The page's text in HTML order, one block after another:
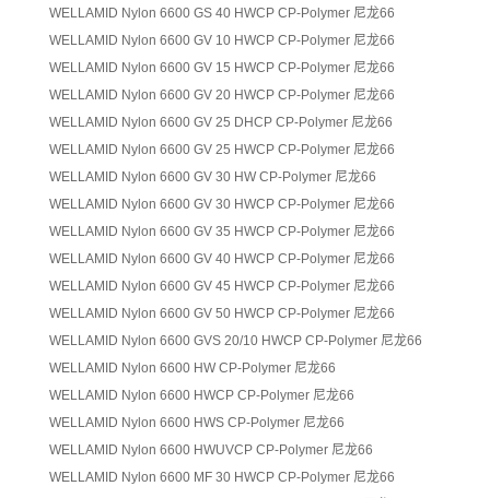
WELLAMID Nylon 6600 GS 40 HWCP CP-Polymer 尼龙66
WELLAMID Nylon 6600 GV 10 HWCP CP-Polymer 尼龙66
WELLAMID Nylon 6600 GV 15 HWCP CP-Polymer 尼龙66
WELLAMID Nylon 6600 GV 20 HWCP CP-Polymer 尼龙66
WELLAMID Nylon 6600 GV 25 DHCP CP-Polymer 尼龙66
WELLAMID Nylon 6600 GV 25 HWCP CP-Polymer 尼龙66
WELLAMID Nylon 6600 GV 30 HW CP-Polymer 尼龙66
WELLAMID Nylon 6600 GV 30 HWCP CP-Polymer 尼龙66
WELLAMID Nylon 6600 GV 35 HWCP CP-Polymer 尼龙66
WELLAMID Nylon 6600 GV 40 HWCP CP-Polymer 尼龙66
WELLAMID Nylon 6600 GV 45 HWCP CP-Polymer 尼龙66
WELLAMID Nylon 6600 GV 50 HWCP CP-Polymer 尼龙66
WELLAMID Nylon 6600 GVS 20/10 HWCP CP-Polymer 尼龙66
WELLAMID Nylon 6600 HW CP-Polymer 尼龙66
WELLAMID Nylon 6600 HWCP CP-Polymer 尼龙66
WELLAMID Nylon 6600 HWS CP-Polymer 尼龙66
WELLAMID Nylon 6600 HWUVCP CP-Polymer 尼龙66
WELLAMID Nylon 6600 MF 30 HWCP CP-Polymer 尼龙66